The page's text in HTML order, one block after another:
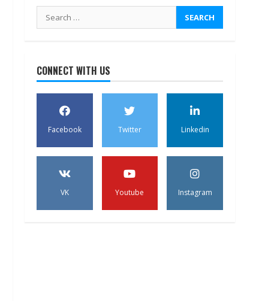
Search
for:
CONNECT WITH US
Facebook Twitter Linkedin
VK Youtube Instagram